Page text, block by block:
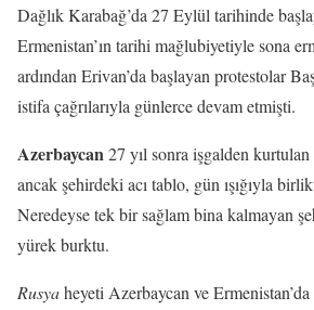
Dağlık Karabağ’da 27 Eylül tarihinde
Ermenistan’ın tarihi mağlubiyetiyle sona
ardından Erivan’da başlayan protestolar
istifa çağrılarıyla günlerce devam etmişti.
Azerbaycan27 yıl sonra işgalden
ancak şehirdeki acı tablo, gün ışığıyla
Neredeyse tek bir sağlam bina kalmayan
yürek burktu.
Rusyaheyeti Azerbaycan ve